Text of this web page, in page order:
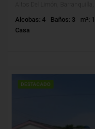
Alcobas: 4 Baños: 3
m²:
Casa
DESTACADO